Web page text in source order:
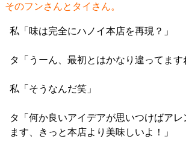
そのフンさんとタイさん。
私「味は完全にハノイ本店を再現？」
タ「うーん、最初とはかなり違ってます
私「そうなんだ笑」
タ「何か良いアイデアが思いつけばア
ます、きっと本店より美味しいよ！」